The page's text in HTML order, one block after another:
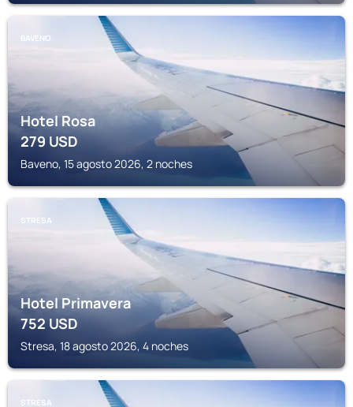
BAVENO
Hotel Rosa
279USD
Baveno, 15 agosto 2026, 2 noches
STRESA
Hotel Primavera
752USD
Stresa, 18 agosto 2026, 4 noches
STRESA